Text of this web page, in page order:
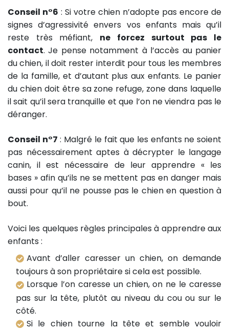
Conseil n°6 : Si votre chien n’adopte pas encore de
signes d’agressivité envers vos enfants mais qu’il
reste très méfiant, ne forcez surtout pas le
contact. Je pense notamment à l’accès au panier
du chien, il doit rester interdit pour tous les membres
de la famille, et d’autant plus aux enfants. Le panier
du chien doit être sa zone refuge, zone dans laquelle
il sait qu’il sera tranquille et que l’on ne viendra pas le
déranger.
Conseil n°7 : Malgré le fait que les enfants ne soient
pas nécessairement aptes à décrypter le langage
canin, il est nécessaire de leur apprendre « les
bases » afin qu’ils ne se mettent pas en danger mais
aussi pour qu’il ne pousse pas le chien en question à
bout.
Voici les quelques règles principales à apprendre aux
enfants :
Avant d’aller caresser un chien, on demande
toujours à son propriétaire si cela est possible.
Lorsque l’on caresse un chien, on ne le caresse
pas sur la tête, plutôt au niveau du cou ou sur le
côté.
Si le chien tourne la tête et semble vouloir